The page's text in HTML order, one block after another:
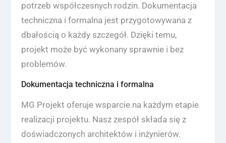
potrzeb współczesnych rodzin. Dokumentacja
techniczna i formalna jest przygotowywana z
dbałością o każdy szczegół. Dzięki temu,
projekt może być wykonany sprawnie i bez
problemów.
Dokumentacja techniczna i formalna
MG Projekt oferuje wsparcie na każdym etapie
realizacji projektu. Nasz zespół składa się z
doświadczonych architektów i inżynierów.